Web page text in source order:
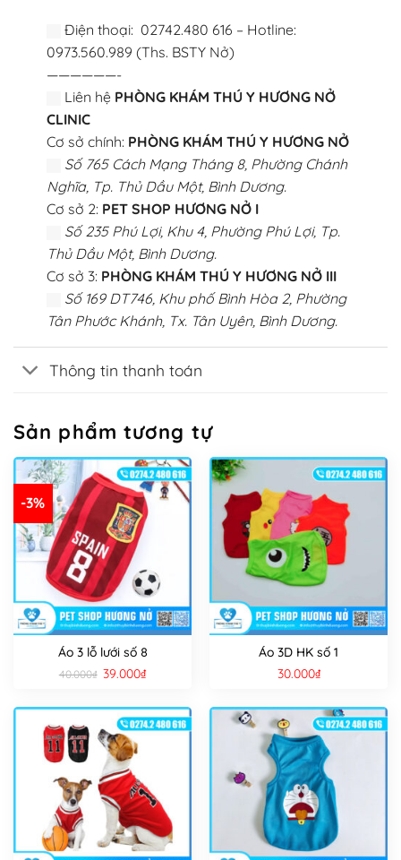
Điện thoại: 02742.480 616 – Hotline:
0973.560.989 (Ths. BSTY Nở)
——————-
Liên hệ PHÒNG KHÁM THÚ Y HƯƠNG NỞ
CLINIC
Cơ sở chính: PHÒNG KHÁM THÚ Y HƯƠNG NỞ
Số 765 Cách Mạng Tháng 8, Phường Chánh
Nghĩa, Tp. Thủ Dầu Một, Bình Dương.
Cơ sở 2: PET SHOP HƯƠNG NỞ I
Số 235 Phú Lợi, Khu 4, Phường Phú Lợi, Tp.
Thủ Dầu Một, Bình Dương.
Cơ sở 3: PHÒNG KHÁM THÚ Y HƯƠNG NỞ III
Số 169 DT746, Khu phố Bình Hòa 2, Phường
Tân Phước Khánh, Tx. Tân Uyên, Bình Dương.
Thông tin thanh toán
Sản phẩm tương tự
-3%
Áo 3 lỗ lưới số 8
40.000₫ Giá
gốc
40.000₫.
39.000₫Giá
hiện
là:
39.000₫.
Áo 3D HK số 1
30.000₫